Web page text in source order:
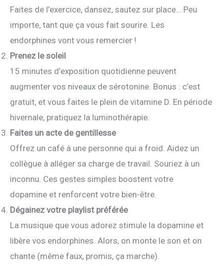
Faites de l’exercice, dansez, sautez sur place… Peu
importe, tant que ça vous fait sourire. Les
endorphines vont vous remercier !
Prenez le soleil
15 minutes d’exposition quotidienne peuvent
augmenter vos niveaux de sérotonine. Bonus : c’est
gratuit, et vous faites le plein de vitamine D. En période
hivernale, pratiquez la luminothérapie.
Faites un acte de gentillesse
Offrez un café à une personne qui a froid. Aidez un
collègue à alléger sa charge de travail. Souriez à un
inconnu. Ces gestes simples boostent votre
dopamine et renforcent votre bien-être.
Dégainez votre playlist préférée
La musique que vous adorez stimule la dopamine et
libère vos endorphines. Alors, on monte le son et on
chante (même faux, promis, ça marche).